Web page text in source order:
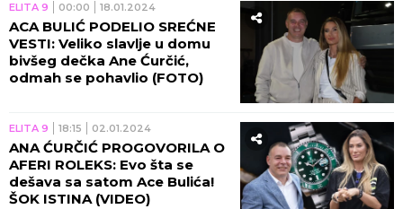
ELITA 9 00:00 18.01.2024
ACA BULIĆ PODELIO SREĆNE
VESTI: Veliko slavlje u domu
bivšeg dečka Ane Ćurčić,
odmah se pohavlio (FOTO)
ELITA 9 18:15 02.01.2024
ANA ĆURČIĆ PROGOVORILA O
AFERI ROLEKS: Evo šta se
dešava sa satom Ace Bulića!
ŠOK ISTINA (VIDEO)